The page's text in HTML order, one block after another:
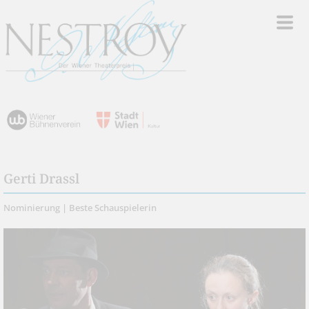
Gerti Drassl
Nominierung | Beste Schauspielerin